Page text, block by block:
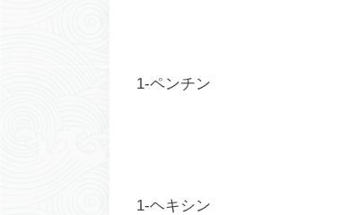
1-ペンチン
1-ヘキシン